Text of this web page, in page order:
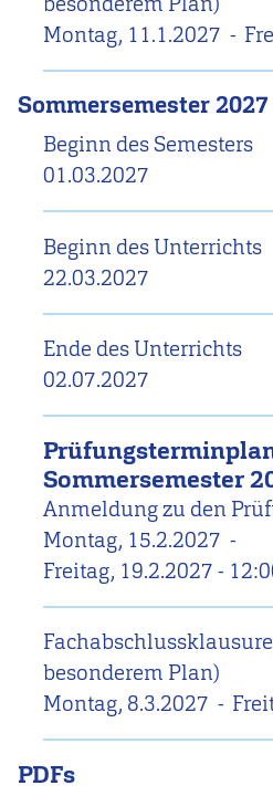
Montag, 11.1.2027 -
Sommersemester 2027
Beginn des Semesters
01.03.2027
Beginn des Unterrichts
22.03.2027
Ende des Unterrichts
02.07.2027
Sommersemester
Anmeldung zu den
Montag, 15.2.2027 -
Freitag, 19.2.2027 -
besonderem Plan)
Montag, 8.3.2027 -
PDFs